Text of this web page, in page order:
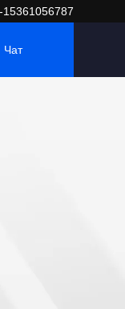
15361056787
Чат